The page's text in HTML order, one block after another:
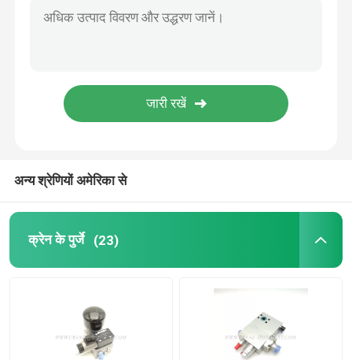
क्रेन बूम पार्ट्स
ज़ूमलिओन क्रेन पार्ट्स
अन्य श्रेणियों अमेरिका से
क्रेन के पुर्जे (23)